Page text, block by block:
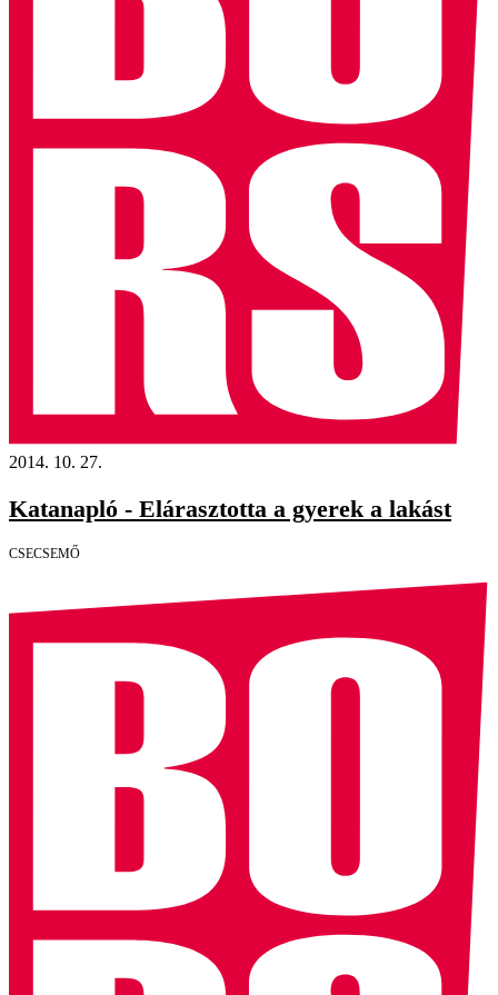
2014. 10. 27.
Katanapló - Elárasztotta a gyerek a lakást
CSECSEMŐ